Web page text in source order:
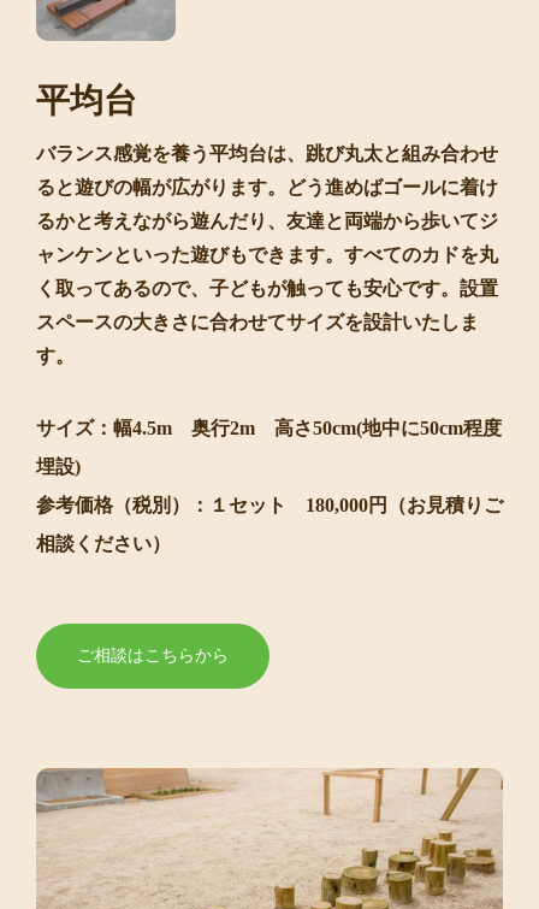
平均台
バランス感覚を養う平均台は、跳び丸太と組み合わせ
ると遊びの幅が広がります。どう進めばゴールに着け
るかと考えながら遊んだり、友達と両端から歩いてジ
ャンケンといった遊びもできます。すべてのカドを丸
く取ってあるので、子どもが触っても安心です。設置
スペースの大きさに合わせてサイズを設計いたしま
す。
サイズ：幅4.5m 奥行2m 高さ50cm(地中に50cm程度
埋設)
参考価格（税別）：１セット 180,000円（お見積りご
相談ください）
ご相談はこちらから